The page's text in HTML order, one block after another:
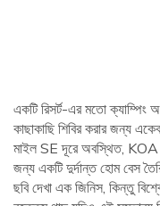
একটি রিসর্ট-এর মতো ক্যাম্পিং
কাছাকাছি শিবির করার জন্য
মাইল SE দূরে অবস্থিত, KOA
জন্য একটি দুর্দান্ত হোম বেস
ছবি দেখা এক জিনিস, কিন্তু